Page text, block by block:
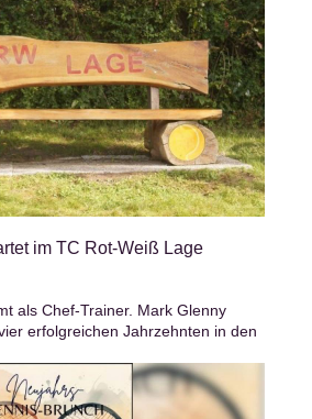
im TC Rot-Weiß Lage
als Chef-Trainer. Mark Glenny
erfolgreichen Jahrzehnten in den